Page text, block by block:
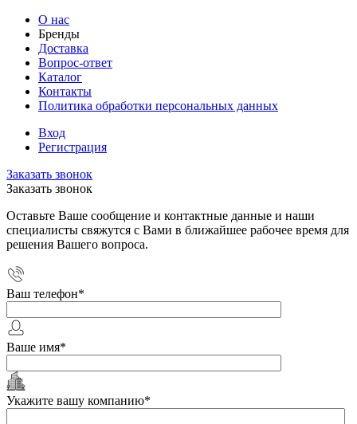
О нас
Бренды
Доставка
Вопрос-ответ
Каталог
Контакты
Политика обработки персональных данных
Вход
Регистрация
Заказать звонок
Заказать звонок
Оставьте Ваше сообщение и контактные данные и наши
специалисты свяжутся с Вами в ближайшее рабочее время для
решения Вашего вопроса.
Ваш телефон*
Ваше имя*
Укажите вашу компанию*